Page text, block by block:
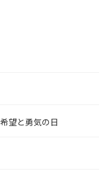
望と勇気の日